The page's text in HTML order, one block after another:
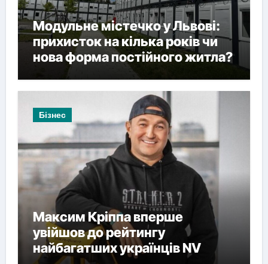
Модульне містечко у Львові:
прихисток на кілька років чи
нова форма постійного житла?
Бізнес
Максим Кріппа вперше
увійшов до рейтингу
найбагатших українців NV